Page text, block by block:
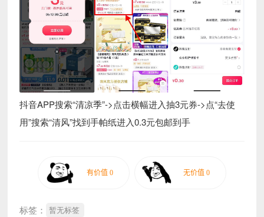
抖音APP搜索“清凉季”->点击横幅进入抽3元券->点“去使
用”搜索“清风”找到手帕纸进入0.3元包邮到手
标签： 暂无标签